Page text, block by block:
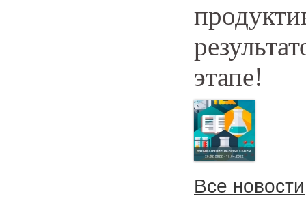
этапе!
Все новости